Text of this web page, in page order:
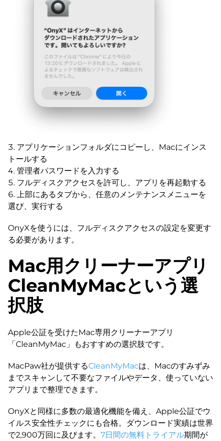
アプリケーションフォルダにコピーし、Macにインス
トールする
管理者パスワードを入力する
フルディスクアクセスを許可し、アプリを再起動する
上部にあるタブから、任意のメンテナンスメニューを
選び、実行する
OnyXを使うには、フルディスクアクセスの設定を変更す
る必要があります。
Mac用クリーナーアプリ
CleanMyMacという選
択肢
Apple公証を受けたMac専用クリーナーアプリ
「CleanMyMac」もおすすめの選択肢です。
MacPaw社が提供するCleanMyMacは、Macのすみずみ
までスキャンして不要なファイルやデータ、使っていない
アプリまで整理できます。
OnyXと同様に多数の最適化機能を備え、Apple公証でウ
イルス安全性チェックにも合格。ダウンロード実績は世界
で2,900万回に及びます。 7日間の無料トライアル期間が